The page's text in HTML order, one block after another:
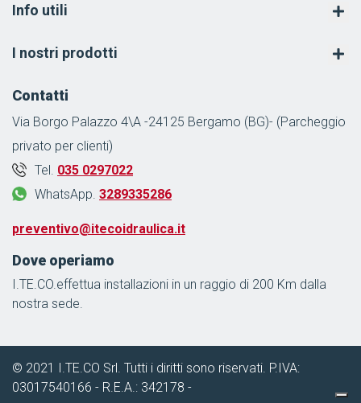
Info utili
I nostri prodotti
Contatti
Via Borgo Palazzo 4\A -24125 Bergamo (BG)- (Parcheggio
privato per clienti)
Tel. 035 0297022
WhatsApp. 3289335286
preventivo@itecoidraulica.it
Dove operiamo
I.TE.CO.effettua installazioni in un raggio di 200 Km dalla
nostra sede.
© 2021 I.TE.CO Srl. Tutti i diritti sono riservati. P.IVA:
03017540166 - R.E.A.: 342178 -